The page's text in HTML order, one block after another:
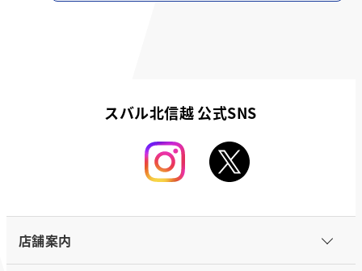
スバル北信越 公式SNS
店舗案内